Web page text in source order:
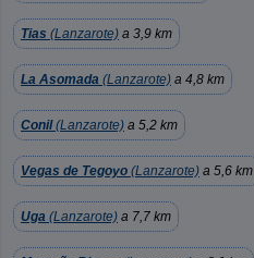
Tias (Lanzarote) a 3,9 km
La Asomada (Lanzarote) a 4,8 km
Conil(Lanzarote) a 5,2 km
Vegas de Tegoyo (Lanzarote) a 5,6 km
Uga (Lanzarote) a 7,7 km